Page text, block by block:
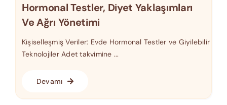
Hormonal Testler, Diyet Yaklaşımları
Ve Ağrı Yönetimi
Kişiselleşmiş Veriler: Evde Hormonal Testler ve Giyilebilir
Teknolojiler Adet takvimine ...
Devamı